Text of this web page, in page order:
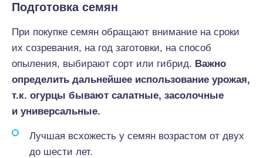
Подготовка семян
При покупке семян обращают внимание на сроки
их созревания, на год заготовки, на способ
опыления, выбирают сорт или гибрид. Важно
определить дальнейшее использование урожая,
т.к. огурцы бывают салатные, засолочные
и универсальные.
Лучшая всхожесть у семян возрастом от двух
до шести лет.